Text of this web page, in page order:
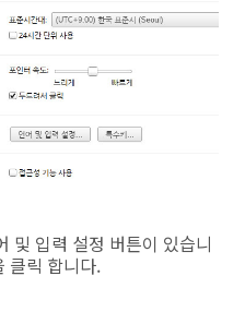
및 입력 설정 버튼이 있습니
클릭 합니다.